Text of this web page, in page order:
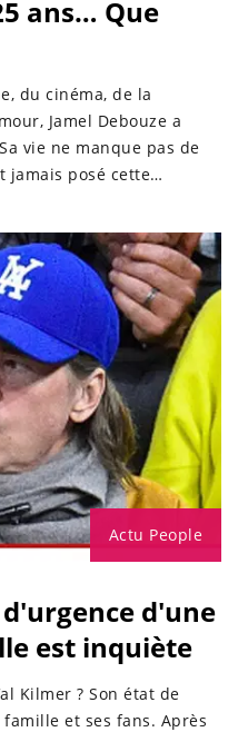
ans… Que
du cinéma, de la
Jamel Debouze a
vie ne manque pas de
jamais posé cette
Jamel Comedy Club est
Jean Paul Admette, le 17
Actu People
d'une
est inquiète
Kilmer ? Son état de
et ses fans. Après